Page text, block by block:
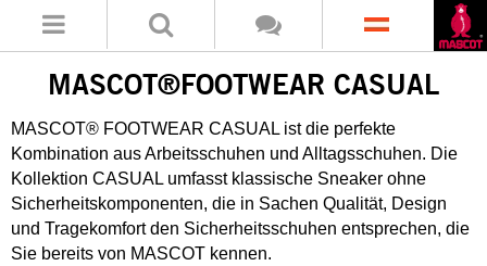
MASCOT®FOOTWEAR CASUAL
MASCOT® FOOTWEAR CASUAL ist die perfekte
Kombination aus Arbeitsschuhen und Alltagsschuhen. Die
Kollektion CASUAL umfasst klassische Sneaker ohne
Sicherheitskomponenten, die in Sachen Qualität, Design
und Tragekomfort den Sicherheitsschuhen entsprechen, die
Sie bereits von MASCOT kennen.